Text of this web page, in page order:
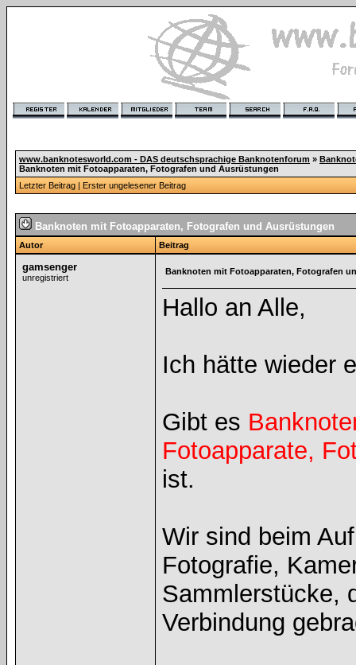
www.banknotesworld.com - DAS deutschsprachige Banknotenforum »
Banknoten mit Fotoapparaten, Fotografen und Ausrüstungen
Letzter Beitrag | Erster ungelesener Beitrag
Banknoten mit Fotoapparaten, Fotografen und Ausrüstungen
Autor Beitrag
gamsenger
unregistriert
Banknoten mit Fotoapparaten, Fotografen
Hallo an Alle,
Ich hätte wieder
Gibt es
Fotoapparate,
ist.
Wir sind beim
Fotografie,
Sammlerstücke,
Verbindung